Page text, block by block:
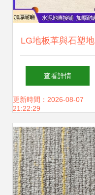
LG地板革與石塑地
板 現代家居地面的
革新之選
查看詳情
更新時間：2026-08-07
21:22:29